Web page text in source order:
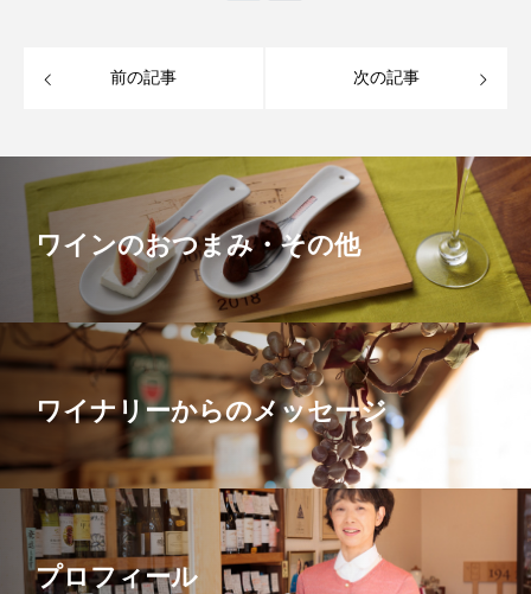
前の記事 次の記事
ワインのおつまみ・その他
ワイナリーからのメッセージ
プロフィール